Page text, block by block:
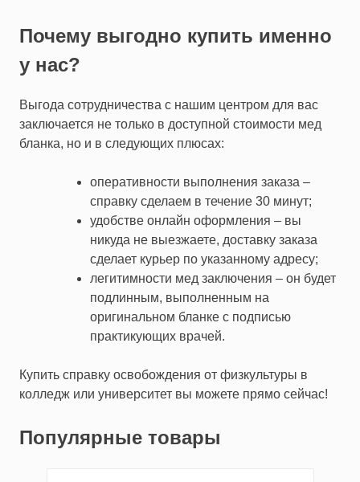
Почему выгодно купить именно
у нас?
Выгода сотрудничества с нашим центром для вас
заключается не только в доступной стоимости мед
бланка, но и в следующих плюсах:
оперативности выполнения заказа –
справку сделаем в течение 30 минут;
удобстве онлайн оформления – вы
никуда не выезжаете, доставку заказа
сделает курьер по указанному адресу;
легитимности мед заключения – он будет
подлинным, выполненным на
оригинальном бланке с подписью
практикующих врачей.
Купить справку освобождения от физкультуры в
колледж или университет вы можете прямо сейчас!
Популярные товары